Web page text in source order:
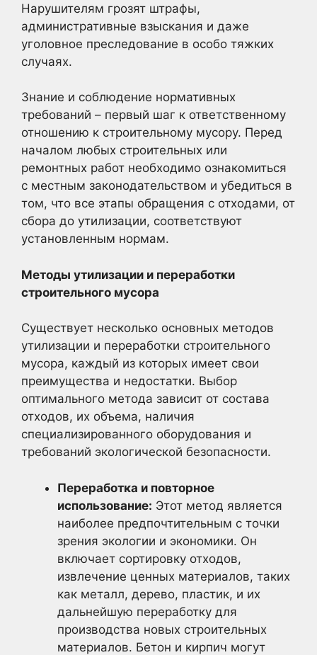
Нарушителям грозят штрафы,
административные взыскания и даже
уголовное преследование в особо тяжких
случаях.
Знание и соблюдение нормативных
требований – первый шаг к ответственному
отношению к строительному мусору. Перед
началом любых строительных или
ремонтных работ необходимо ознакомиться
с местным законодательством и убедиться в
том, что все этапы обращения с отходами, от
сбора до утилизации, соответствуют
установленным нормам.
Методы утилизации и переработки
строительного мусора
Существует несколько основных методов
утилизации и переработки строительного
мусора, каждый из которых имеет свои
преимущества и недостатки. Выбор
оптимального метода зависит от состава
отходов, их объема, наличия
специализированного оборудования и
требований экологической безопасности.
Переработка и повторное
использование: Этот метод является
наиболее предпочтительным с точки
зрения экологии и экономики. Он
включает сортировку отходов,
извлечение ценных материалов, таких
как металл, дерево, пластик, и их
дальнейшую переработку для
производства новых строительных
материалов. Бетон и кирпич могут